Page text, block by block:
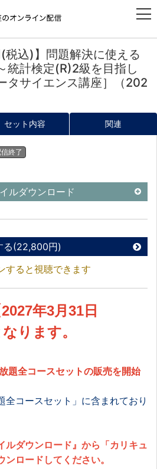
込)】問題解決に使える
統計検定(R)2級を目指し
タサイエンス講座］（202
セット内容 関連
終了
ルダウンロード
る(22,800円)
すると視聴できます
年3月31日
ります。
題全コースセットの販売を開始
コースセット」に含まれており
ルダウンロード』から「カリキュ
ロードしてください。